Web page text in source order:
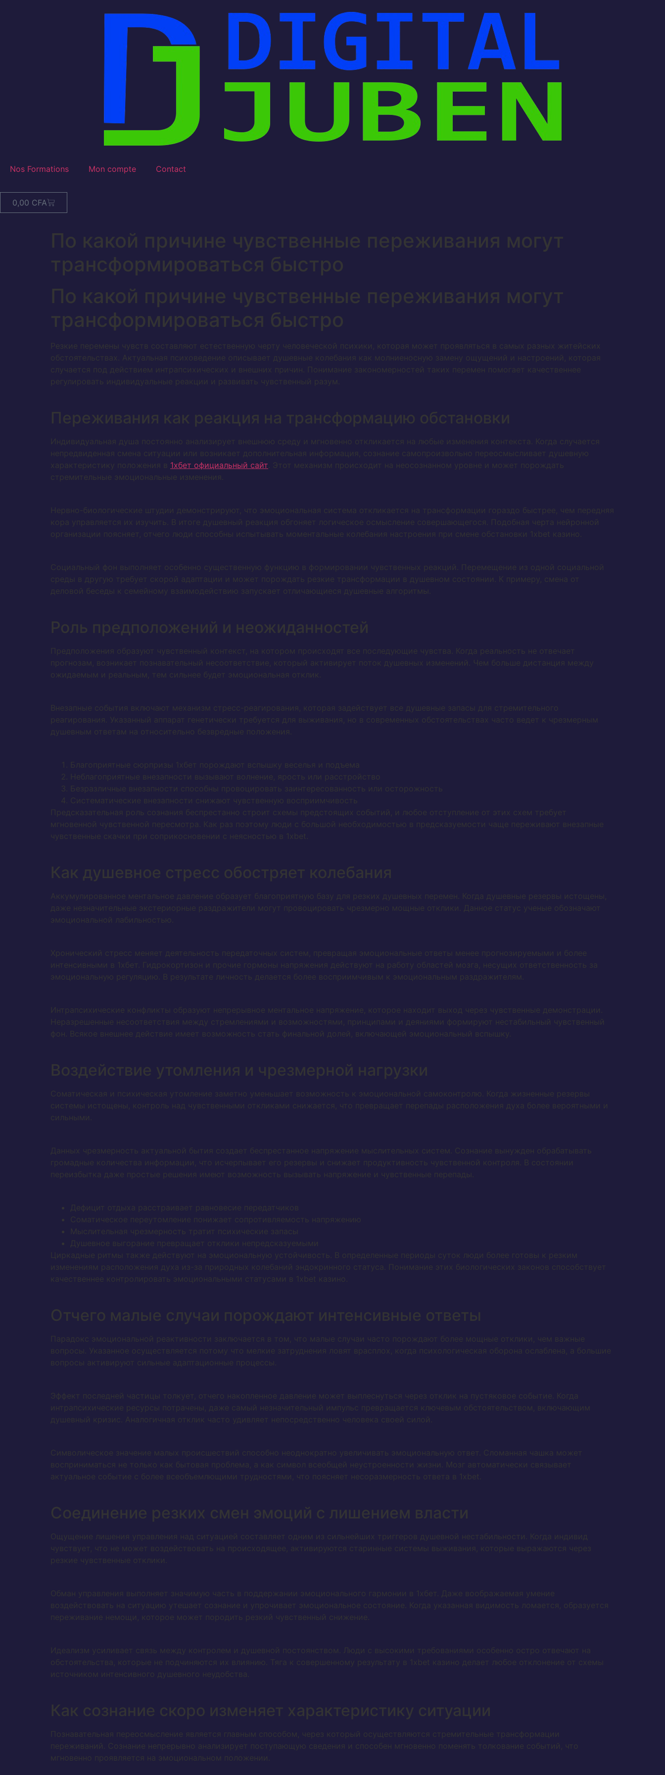
Nos Formations Mon compte Contact
0,00 CFA
По какой причине чувственные переживания могут
трансформироваться быстро
По какой причине чувственные переживания могут
трансформироваться быстро
Резкие перемены чувств составляют естественную черту человеческой психики, которая может проявляться в самых разных житейских
обстоятельствах. Актуальная психоведение описывает душевные колебания как молниеносную замену ощущений и настроений, которая
случается под действием интрапсихических и внешних причин. Понимание закономерностей таких перемен помогает качественнее
регулировать индивидуальные реакции и развивать чувственный разум.
Переживания как реакция на трансформацию обстановки
Индивидуальная душа постоянно анализирует внешнюю среду и мгновенно откликается на любые изменения контекста. Когда случается
непредвиденная смена ситуации или возникает дополнительная информация, сознание самопроизвольно переосмысливает душевную
характеристику положения в 1хбет официальный сайт . Этот механизм происходит на неосознанном уровне и может порождать
стремительные эмоциональные изменения.
Нервно-биологические штудии демонстрируют, что эмоциональная система откликается на трансформации гораздо быстрее, чем передняя
кора управляется их изучить. В итоге душевный реакция обгоняет логическое осмысление совершающегося. Подобная черта нейронной
организации поясняет, отчего люди способны испытывать моментальные колебания настроения при смене обстановки 1xbet казино.
Социальный фон выполняет особенно существенную функцию в формировании чувственных реакций. Перемещение из одной социальной
среды в другую требует скорой адаптации и может порождать резкие трансформации в душевном состоянии. К примеру, смена от
деловой беседы к семейному взаимодействию запускает отличающиеся душевные алгоритмы.
Роль предположений и неожиданностей
Предположения образуют чувственный контекст, на котором происходят все последующие чувства. Когда реальность не отвечает
прогнозам, возникает познавательный несоответствие, который активирует поток душевных изменений. Чем больше дистанция между
ожидаемым и реальным, тем сильнее будет эмоциональная отклик.
Внезапные события включают механизм стресс-реагирования, которая задействует все душевные запасы для стремительного
реагирования. Указанный аппарат генетически требуется для выживания, но в современных обстоятельствах часто ведет к чрезмерным
душевным ответам на относительно безвредные положения.
Благоприятные сюрпризы 1хбет порождают вспышку веселья и подъема
Неблагоприятные внезапности вызывают волнение, ярость или расстройство
Безразличные внезапности способны провоцировать заинтересованность или осторожность
Систематические внезапности снижают чувственную восприимчивость
Предсказательная роль сознания беспрестанно строит схемы предстоящих событий, и любое отступление от этих схем требует
мгновенной чувственной пересмотра. Как раз поэтому люди с большой необходимостью в предсказуемости чаще переживают внезапные
чувственные скачки при соприкосновении с неясностью в 1xbet.
Как душевное стресс обостряет колебания
Аккумулированное ментальное давление образует благоприятную базу для резких душевных перемен. Когда душевные резервы истощены,
даже незначительные экстериорные раздражители могут провоцировать чрезмерно мощные отклики. Данное статус ученые обозначают
эмоциональной лабильностью.
Хронический стресс меняет деятельность передаточных систем, превращая эмоциональные ответы менее прогнозируемыми и более
интенсивными в 1хбет. Гидрокортизон и прочие гормоны напряжения действуют на работу областей мозга, несущих ответственность за
эмоциональную регуляцию. В результате личность делается более восприимчивым к эмоциональным раздражителям.
Интрапсихические конфликты образуют непрерывное ментальное напряжение, которое находит выход через чувственные демонстрации.
Неразрешенные несоответствия между стремлениями и возможностями, принципами и деяниями формируют нестабильный чувственный
фон. Всякое внешнее действие имеет возможность стать финальной долей, включающей эмоциональный вспышку.
Воздействие утомления и чрезмерной нагрузки
Соматическая и психическая утомление заметно уменьшает возможность к эмоциональной самоконтролю. Когда жизненные резервы
системы истощены, контроль над чувственными откликами снижается, что превращает перепады расположения духа более вероятными и
сильными.
Данных чрезмерность актуальной бытия создает беспрестанное напряжение мыслительных систем. Сознание вынужден обрабатывать
громадные количества информации, что исчерпывает его резервы и снижает продуктивность чувственной контроля. В состоянии
переизбытка даже простые решения имеют возможность вызывать напряжение и чувственные перепады.
Дефицит отдыха расстраивает равновесие передатчиков
Соматическое переутомление понижает сопротивляемость напряжению
Мыслительная чрезмерность тратит психические запасы
Душевное выгорание превращает отклики непредсказуемыми
Циркадные ритмы также действуют на эмоциональную устойчивость. В определенные периоды суток люди более готовы к резким
изменениям расположения духа из-за природных колебаний эндокринного статуса. Понимание этих биологических законов способствует
качественнее контролировать эмоциональными статусами в 1xbet казино.
Отчего малые случаи порождают интенсивные ответы
Парадокс эмоциональной реактивности заключается в том, что малые случаи часто порождают более мощные отклики, чем важные
вопросы. Указанное осуществляется потому что мелкие затруднения ловят врасплох, когда психологическая оборона ослаблена, а большие
вопросы активируют сильные адаптационные процессы.
Эффект последней частицы толкует, отчего накопленное давление может выплеснуться через отклик на пустяковое событие. Когда
интрапсихические ресурсы потрачены, даже самый незначительный импульс превращается ключевым обстоятельством, включающим
душевный кризис. Аналогичная отклик часто удивляет непосредственно человека своей силой.
Символическое значение малых происшествий способно неоднократно увеличивать эмоциональную ответ. Сломанная чашка может
восприниматься не только как бытовая проблема, а как символ всеобщей неустроенности жизни. Мозг автоматически связывает
актуальное событие с более всеобъемлющими трудностями, что поясняет несоразмерность ответа в 1xbet.
Соединение резких смен эмоций с лишением власти
Ощущение лишения управления над ситуацией составляет одним из сильнейших триггеров душевной нестабильности. Когда индивид
чувствует, что не может воздействовать на происходящее, активируются старинные системы выживания, которые выражаются через
резкие чувственные отклики.
Обман управления выполняет значимую часть в поддержании эмоционального гармонии в 1хбет. Даже воображаемая умение
воздействовать на ситуацию утешает сознание и упрочивает эмоциональное состояние. Когда указанная видимость ломается, образуется
переживание немощи, которое может породить резкий чувственный снижение.
Идеализм усиливает связь между контролем и душевной постоянством. Люди с высокими требованиями особенно остро отвечают на
обстоятельства, которые не подчиняются их влиянию. Тяга к совершенному результату в 1xbet казино делает любое отклонение от схемы
источником интенсивного душевного неудобства.
Как сознание скоро изменяет характеристику ситуации
Познавательная переосмысление является главным способом, через который осуществляются стремительные трансформации
переживаний. Сознание непрерывно анализирует поступающую сведения и способен мгновенно поменять толкование событий, что
мгновенно проявляется на эмоциональном положении.